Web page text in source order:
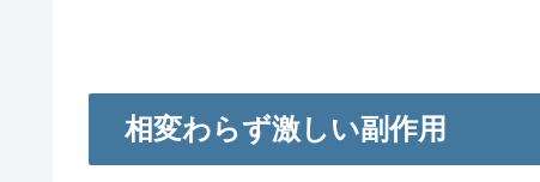
相変わらず激しい副作用